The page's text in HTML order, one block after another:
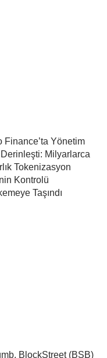
Finance’ta Yönetim
Milyarlarca
Tokenizasyon
Kontrolü
Taşındı
BlockStreet (BSB)